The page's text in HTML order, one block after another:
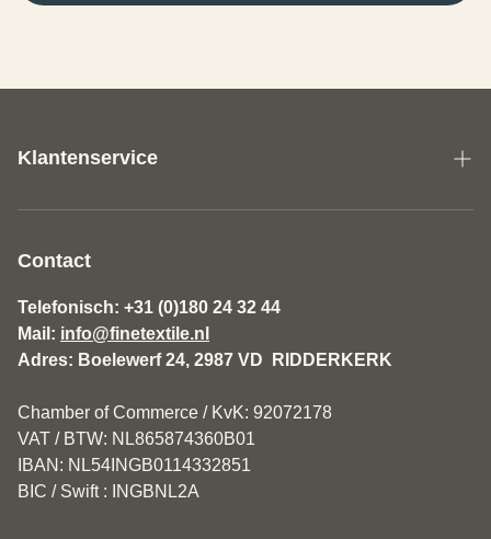
Klantenservice
Over ons
Algemene Voorwaarden Fine Textile
Disclaimer
Privacy Policy
Klantenservice
Contact
Telefonisch: +31 (0)180 24 32 44
Mail: info@finetextile.nl
Adres: Boelewerf 24, 2987 VD RIDDERKERK
Chamber of Commerce / KvK: 92072178
VAT / BTW: NL865874360B01
IBAN: NL54INGB0114332851
BIC / Swift : INGBNL2A